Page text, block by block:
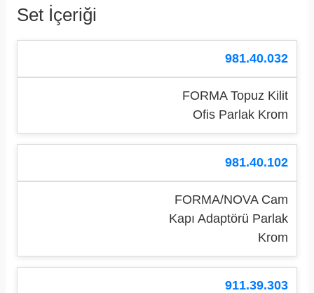
Set İçeriği
981.40.032
FORMA Topuz Kilit
Ofis Parlak Krom
981.40.102
FORMA/NOVA Cam
Kapı Adaptörü Parlak
Krom
911.39.303